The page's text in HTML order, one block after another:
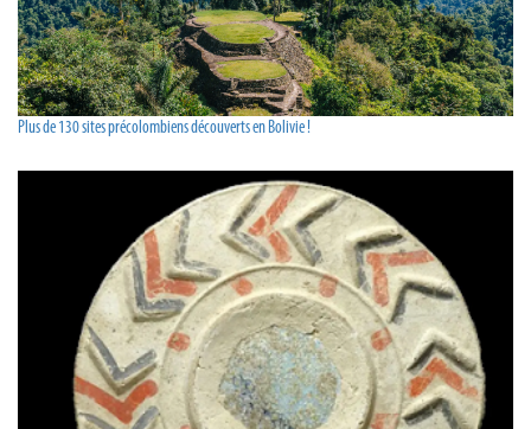
Plus de 130 sites précolombiens découverts en Bolivie !